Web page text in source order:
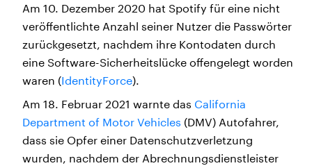
Am 10. Dezember 2020 hat Spotify für eine nicht
veröffentlichte Anzahl seiner Nutzer die Passwörter
zurückgesetzt, nachdem ihre Kontodaten durch
eine Software-Sicherheitslücke offengelegt worden
waren (IdentityForce).
Am 18. Februar 2021 warnte das California
Department of Motor Vehicles (DMV) Autofahrer,
dass sie Opfer einer Datenschutzverletzung
wurden, nachdem der Abrechnungsdienstleister